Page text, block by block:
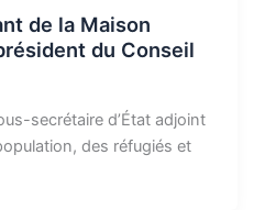
de la Maison
du Conseil
secrétaire d’État adjoint
des réfugiés et